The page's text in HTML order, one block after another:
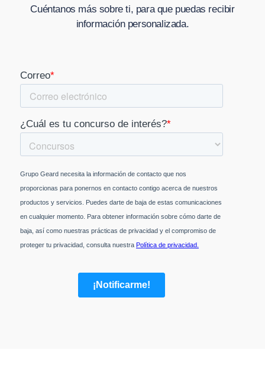
Cuéntanos más sobre ti, para que puedas recibir
información personalizada.